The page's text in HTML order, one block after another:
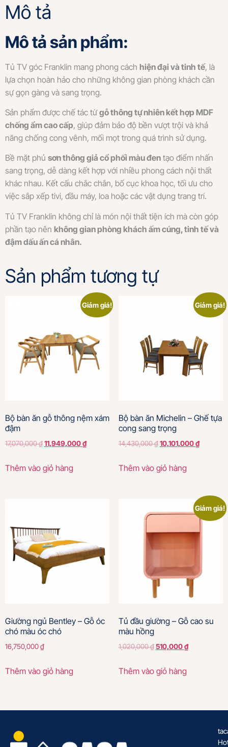
Mô tả
Mô tả sản phẩm:
Tủ TV góc Franklin mang phong cách hiện đại và tinh tế, là
lựa chọn hoàn hảo cho những không gian phòng khách cần
sự gọn gàng và sang trọng.
Sản phẩm được chế tác từgỗ thông tự nhiên kết hợp MDF
chống ẩm cao cấp, giúp đảm bảo độ bền vượt trội và khả
năng chống cong vênh, mối mọt trong quá trình sử dụng.
Bề mặt phủ sơn thông giả cổ phối màu đen tạo điểm nhấn
sang trọng, dễ dàng kết hợp với nhiều phong cách nội thất
khác nhau. Kết cấu chắc chắn, bố cục khoa học, tối ưu cho
việc sắp xếp tivi, đầu máy, loa hoặc các vật dụng trang trí.
Tủ TV Franklin không chỉ là món nội thất tiện ích mà còn góp
phần tạo nên không gian phòng khách ấm cúng, tinh tế và
đậm dấu ấn cá nhân.
Sản phẩm tương tự
Giảm giá!
Bộ bàn ăn gỗ thông nệm xám
đậm
17,070,000₫11,949,000₫
Thêm vào giỏ hàng
Giảm giá!
Bộ bàn ăn Michelin – Ghế tựa
cong sang trọng
14,430,000₫ 10,101,000₫
Thêm vào giỏ hàng
Giường ngủ Bentley – Gỗ óc
chó màu óc chó
16,750,000₫
Thêm vào giỏ hàng
Giảm giá!
Tủ đầu giường – Gỗ cao su
màu hồng
1,020,000₫ 510,000₫
Thêm vào giỏ hàng